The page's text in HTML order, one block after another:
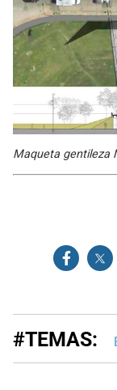
Maqueta gentileza
#TEMAS: